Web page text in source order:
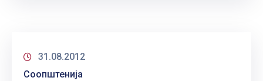
31.08.2012
Соопштенија